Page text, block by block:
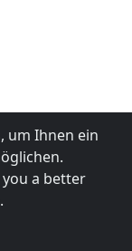
um Ihnen ein
a better